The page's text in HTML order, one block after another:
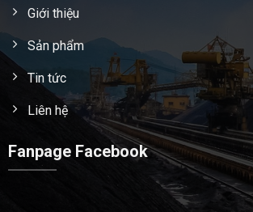
Giới thiệu
Sản phẩm
Tin tức
Liên hệ
Fanpage Facebook